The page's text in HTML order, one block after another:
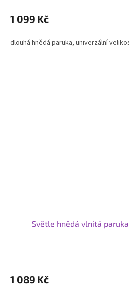
1 099 Kč
dlouhá hnědá paruka, univerzální
Světle hnědá vlnitá paruka
1 089 Kč